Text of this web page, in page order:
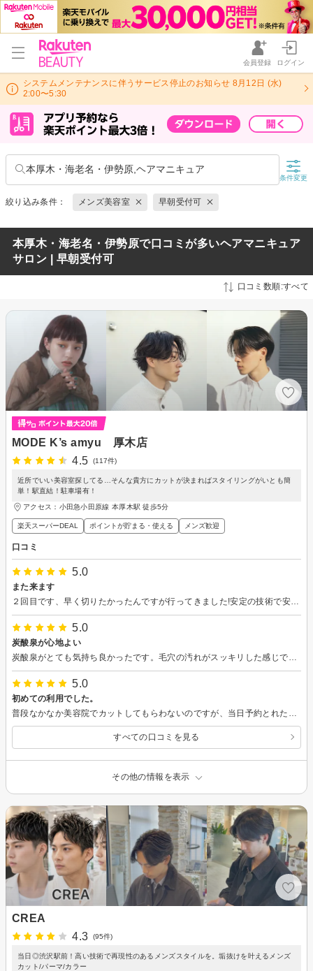
会員登録 ログイン
システムメンテナンスに伴うサービス停止のお知らせ 8月12日 (水)
2:00〜5:30
本厚木・海老名・伊勢原,ヘアマニキュア
条件変更
絞り込み条件： メンズ美容室 早朝受付可
本厚木・海老名・伊勢原で口コミが多いヘアマニキュア
サロン | 早朝受付可
口コミ数順:すべて
MODE K’s amyu 厚木店
4.5
(117件)
近所でいい美容室探してる…そんな貴方にカットが決まればスタイリングがいとも簡
単！駅直結！駐車場有！
アクセス：小田急小田原線 本厚木駅 徒歩5分
楽天スーパーDEAL ポイントが貯まる・使える メンズ歓迎
口コミ
5.0
また来ます
２回目です、早く切りたかったんですが行ってきました!安定の技術で安心できます。親切な接客、手入れのアドバイスもいただきました。お店のタブレットでYouTuberを見ながら、寛げました。
5.0
炭酸泉が心地よい
5.0
初めての利用でした。
すべての口コミを見る
その他の情報を表示
CREA
4.3
(95件)
当日◎渋沢駅前！高い技術で再現性のあるメンズスタイルを。垢抜けを叶えるメンズ
カット/パーマ/カラー